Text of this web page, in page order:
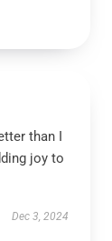
than I
joy to
Dec 3, 2024